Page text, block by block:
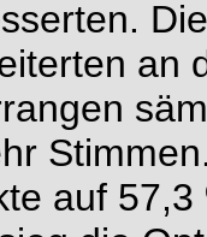
an
auf